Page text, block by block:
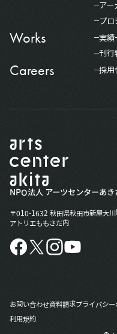
アー
プロ
Works
実績
刊行
Careers 採用
NPO法人 アーツセンターあき
〒010-1632 秋田県秋田市新屋大
アトリエももさだ内
お問い合わせ資料請求プライバシー
利用規約